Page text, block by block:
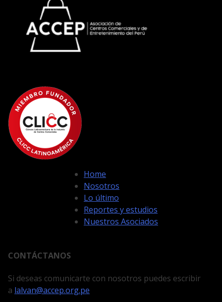
Home
Nosotros
Lo último
Reportes y estudios
Nuestros Asociados
CONTÁCTANOS
Si deseas comunicarte con nosotros puedes escribir
a lalvan@accep.org.pe